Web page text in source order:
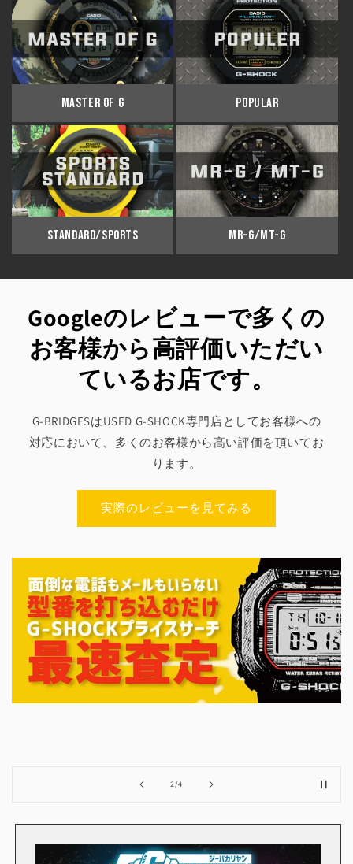
MASTER OF G POPULAR
STANDARD/SPORTS MR-G/MT-G
Googleのレビューで多くの
お客様から高評価いただい
ているお店です。
G-BRIDGESはUSED G-SHOCK専門店としてお客様への
対応において、多くのお客様から高い評価を頂いてお
ります。
実際のレビューを見てみる
2/の
4